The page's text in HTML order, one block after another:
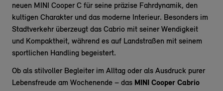
neuen MINI Cooper C für seine präzise Fahrdynamik, den
kultigen Charakter und das moderne Interieur. Besonders im
Stadtverkehr überzeugt das Cabrio mit seiner Wendigkeit
und Kompaktheit, während es auf Landstraßen mit seinem
sportlichen Handling begeistert.
Ob als stilvoller Begleiter im Alltag oder als Ausdruck purer
Lebensfreude am Wochenende – das MINI Cooper Cabrio